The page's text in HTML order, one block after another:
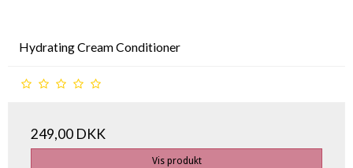
Hydrating Cream Conditioner
249,00 DKK
Vis produkt